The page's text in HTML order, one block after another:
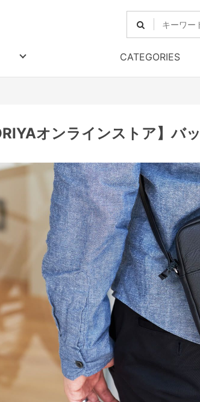
CATEGORIES
オンラインストア】バ